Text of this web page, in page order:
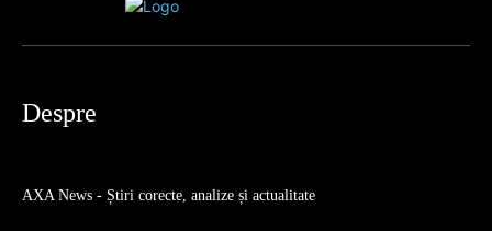
Despre
AXA News - Știri corecte, analize și actualitate